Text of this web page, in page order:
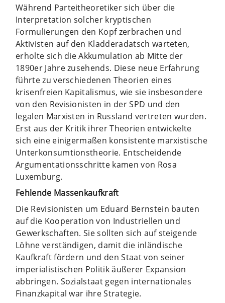
Während Parteitheoretiker sich über die
Interpretation solcher kryptischen
Formulierungen den Kopf zerbrachen und
Aktivisten auf den Kladderadatsch warteten,
erholte sich die Akkumulation ab Mitte der
1890er Jahre zusehends. Diese neue Erfahrung
führte zu verschiedenen Theorien eines
krisenfreien Kapitalismus, wie sie insbesondere
von den Revisionisten in der SPD und den
legalen Marxisten in Russland vertreten wurden.
Erst aus der Kritik ihrer Theorien entwickelte
sich eine einigermaßen konsistente marxistische
Unterkonsumtionstheorie. Entscheidende
Argumentationsschritte kamen von Rosa
Luxemburg.
Fehlende Massenkaufkraft
Die Revisionisten um Eduard Bernstein bauten
auf die Kooperation von Industriellen und
Gewerkschaften. Sie sollten sich auf steigende
Löhne verständigen, damit die inländische
Kaufkraft fördern und den Staat von seiner
imperialistischen Politik äußerer Expansion
abbringen. Sozialstaat gegen internationales
Finanzkapital war ihre Strategie.